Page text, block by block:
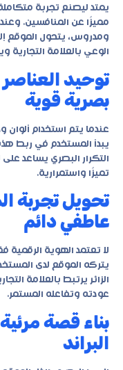
يمتد ليصنع تجربة
مميزًا عن المنافسين.
ومدروس، يتحول الموقع
الوعي بالعلامة التجارية
توحيد العناصر
بصرية قوية
عندما يتم استخدام
يبدأ المستخدم في ربط هذه
التكرار البصري يساعد
تميزًا واستمرارية.
تحويل تجربة
عاطفي دائم
لا تعتمد الهوية
يتركه الموقع لدى
الزائر يرتبط بالعلامة
عودته وتفاعله المستمر.
بناء قصة
البراند